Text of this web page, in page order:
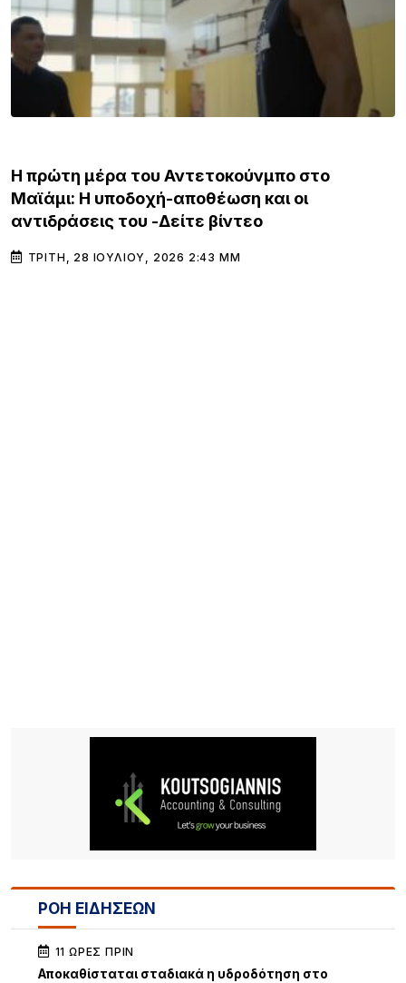
Η πρώτη μέρα του Αντετοκούνμπο στο
Μαϊάμι: Η υποδοχή-αποθέωση και οι
αντιδράσεις του -Δείτε βίντεο
ΤΡΊΤΗ, 28 ΙΟΥΛΊΟΥ, 2026 2:43 ΜΜ
ΡΟΗ ΕΙΔΗΣΕΩΝ
11 ΏΡΕΣ ΠΡΙΝ
Αποκαθίσταται σταδιακά η υδροδότηση στο